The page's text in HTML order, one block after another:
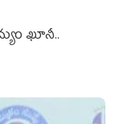
ఖూనీ..